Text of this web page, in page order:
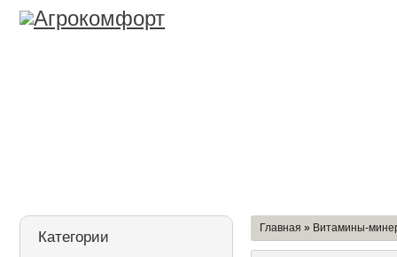
Категории
Главная » Витамины-